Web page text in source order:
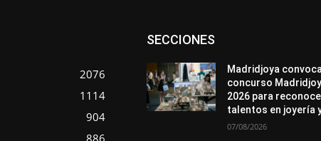
2076
1114
904
886
SECCIONESAsociaciones
En tendencia
In memoriam
La Pluma
México
Novedades
Opiniones
Premios
Secciones
Madridjoya
concurso
2026 para
talentos en joyería
07/08/2026